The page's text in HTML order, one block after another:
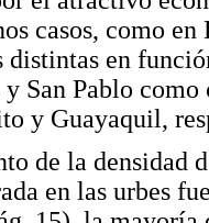
casos, como
distintas en
San Pablo
y Guayaquil,
de la densidad
en las urbes